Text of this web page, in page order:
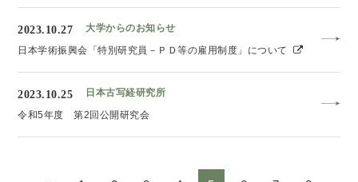
2023.10.27
大学からのお知らせ
日本学術振興会「特別研究員－ＰＤ等の雇用制度」について
2023.10.25
日本古写経研究所
令和5年度 第2回公開研究会